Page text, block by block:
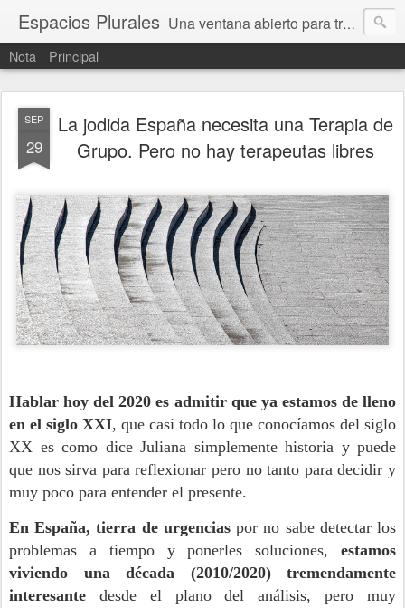
Espacios Plurales Una ventana abierto para tratar problemas que nos afectan a todxs. Temas sociales, educación, cultura, economía, política, derechos, calidad de vida. Estamos gobernados, pero queremos una calidad mayor en la política.
Nota Principal
SEP
29
La jodida España necesita una Terapia de
Grupo. Pero no hay terapeutas libres
Hablar hoy del 2020 es admitir que ya estamos de lleno
en el siglo XXI, que casi todo lo que conocíamos del siglo
XX es como dice Juliana simplemente historia y puede
que nos sirva para reflexionar pero no tanto para decidir y
muy poco para entender el presente.
En España, tierra de urgenciaspor no sabe detectar los
problemas a tiempo y ponerles soluciones, estamos
viviendo una década (2010/2020) tremendamente
interesante desde el plano del análisis, pero muy